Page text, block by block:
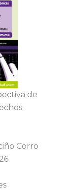
de
Corro